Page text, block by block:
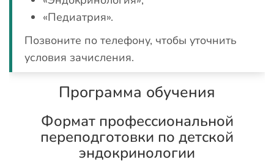
«Педиатрия».
Позвоните по телефону, чтобы уточнить
условия зачисления.
Программа обучения
Формат профессиональной
переподготовки по детской
эндокринологии